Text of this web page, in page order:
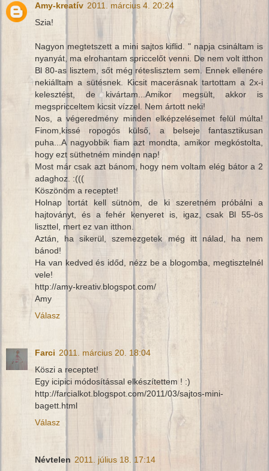
Amy-kreatív 2011. március 4. 20:24
Szia!
Nagyon megtetszett a mini sajtos kiflid. " napja csináltam is
nyanyát, ma elrohantam spriccelőt venni. De nem volt itthon
Bl 80-as lisztem, sőt még réteslisztem sem. Ennek ellenére
nekiálltam a sütésnek. Kicsit macerásnak tartottam a 2x-i
kelesztést, de kivártam...Amikor megsült, akkor is
megspricceltem kicsit vízzel. Nem ártott neki!
Nos, a végeredmény minden elképzelésemet felül múlta!
Finom,kissé ropogós külső, a belseje fantasztikusan
puha...A nagyobbik fiam azt mondta, amikor megkóstolta,
hogy ezt süthetném minden nap!
Most már csak azt bánom, hogy nem voltam elég bátor a 2
adaghoz. :(((
Köszönöm a receptet!
Holnap tortát kell sütnöm, de ki szeretném próbálni a
hajtoványt, és a fehér kenyeret is, igaz, csak Bl 55-ös
liszttel, mert ez van itthon.
Aztán, ha sikerül, szemezgetek még itt nálad, ha nem
bánod!
Ha van kedved és időd, nézz be a blogomba, megtisztelnél
vele!
http://amy-kreativ.blogspot.com/
Amy
Válasz
Farci 2011. március 20. 18:04
Köszi a receptet!
Egy icipici módosítással elkészítettem ! :)
http://farcialkot.blogspot.com/2011/03/sajtos-mini-
bagett.html
Válasz
Névtelen 2011. július 18. 17:14